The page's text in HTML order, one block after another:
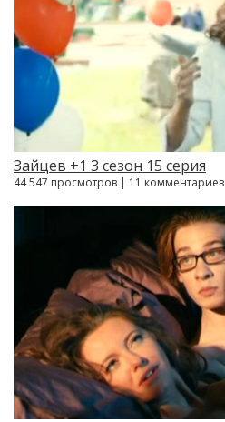
Зайцев +1 3 сезон 15 серия
44 547 просмотров | 11 комментариев